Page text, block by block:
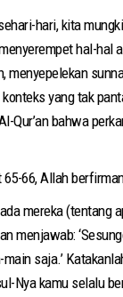
hari, kita
hal-hal
menyepelekan
yang tak
Qur’an bahwa
66, Allah
mereka (tentang
menjawab:
saja.’
Nya kamu selalu